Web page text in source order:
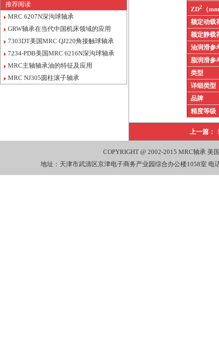
推荐阅读
MRC 6207N深沟球轴承
GRW轴承在当代中国机床领域的应用
7303DT美国MRC QJ220角接触球轴承
7234-PDB美国MRC 6216N深沟球轴承
MRC主轴轴承油的特征及应用
MRC NJ305圆柱滚子轴承
ZD2
（
额定动载
额定静载
油润滑参
脂润滑参
类型
详细类型
品牌
精度等级
上一篇：
COPYRIGHT @ 2002-2015 MRC轴承 美
地址：天津市武清区京津电子商务产业园综合办公楼1058室 电